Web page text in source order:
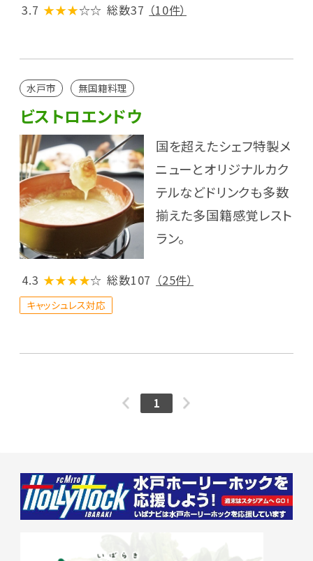
3.7 ★★★☆☆ 総数37 （10件）
水戸市 無国籍料理
ビストロエンドウ
国を超えたシェフ特製メ
ニューとオリジナルカク
テルなどドリンクも多数
揃えた多国籍感覚レスト
ラン。
4.3 ★★★★☆ 総数107 （25件）
キャッシュレス対応
1